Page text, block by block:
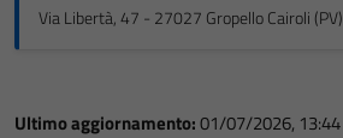
Via Libertà, 47 - 27027 Gropello Cairoli (PV)
Ultimo aggiornamento:01/07/2026, 13:44